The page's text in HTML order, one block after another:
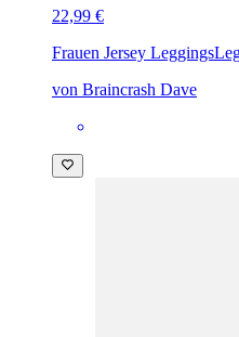
22,99 €
Frauen Jersey Leggings
von Braincrash Dave